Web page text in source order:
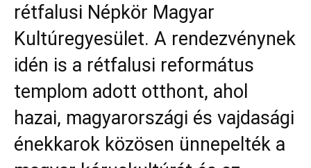
rétfalusi Népkör Magyar
Kultúregyesület. A rendezvénynek
idén is a rétfalusi református
templom adott otthont, ahol
hazai, magyarországi és vajdasági
énekkarok közösen ünnepelték a